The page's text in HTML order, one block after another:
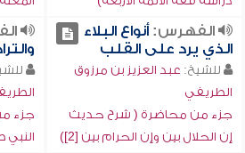
الفهرس:أنواع البلاء
الذي يرد على القلب
للشيخ: عبد العزيز بن مرزوق
الطريفي
جزء من محاضرة ( شرح حديث
إن الحلال بين وإن الحرام بين [2])
جزء